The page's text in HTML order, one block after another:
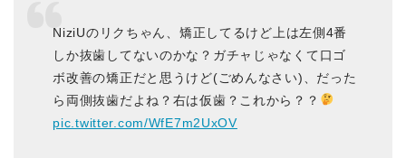
NiziUのリクちゃん、矯正してるけど上は左側4番
しか抜歯してないのかな？ガチャじゃなくて口ゴ
ボ改善の矯正だと思うけど(ごめんなさい)、だった
ら両側抜歯だよね？右は仮歯？これから？？
pic.twitter.com/WfE7m2UxOV